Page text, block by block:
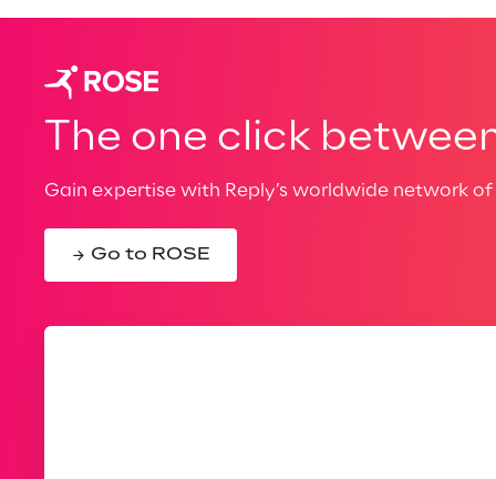
The one click
Gain expertise with Reply’s worldwide network
Go to ROSE